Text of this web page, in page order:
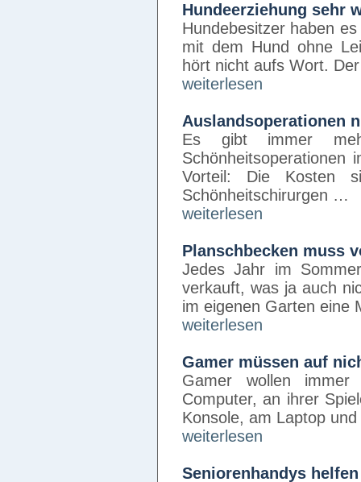
Hundeerziehung sehr
Hundebesitzer haben
mit dem Hund ohne
hört nicht aufs Wort.
weiterlesen
Auslandsoperationen
Es gibt immer
Schönheitsoperationen
Vorteil: Die Kosten
Schönheitschirurgen …
weiterlesen
Planschbecken muss
Jedes Jahr im
verkauft, was ja auch
im eigenen Garten eine
weiterlesen
Gamer müssen auf
Gamer wollen
Computer, an ihrer
Konsole, am Laptop
weiterlesen
Seniorenhandys